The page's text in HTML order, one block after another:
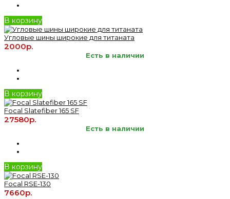
В корзину
Угловые шины широкие для титаната
2000р.
Есть в наличии
В корзину
Focal Slatefiber 165 SF
27580р.
Есть в наличии
В корзину
Focal RSE-130
7660р.